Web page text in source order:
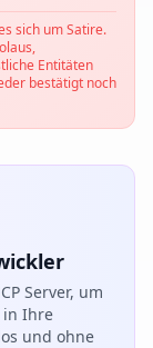
sich um Satire.
Entitäten
bestätigt noch
Server, um
in Ihre
und ohne